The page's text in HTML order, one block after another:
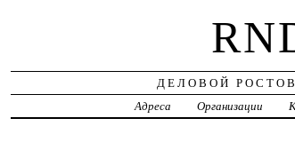
ДЕЛОВОЙ
Адреса
Организации